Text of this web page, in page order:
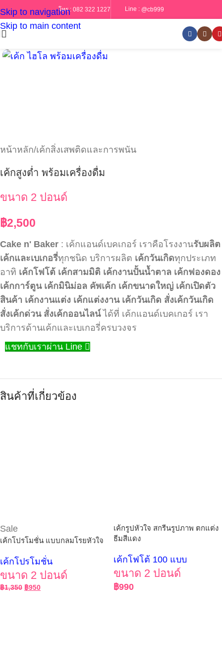
Skip to navigation
Skip to main content
โทร : 082 322 1227 Line : @cb999
หน้าหลัก/เค้กสิ่งเสพติดและการพนัน
เค้กสูงต่ำ พร้อมเครื่องดื่ม
ขนาด 2 ปอนด์
฿2,500
Cake n' Baker : เค้กแอนด์เบคเกอร์ เราคือโรงงานรับผลิต
เค้กและเบเกอรี่ทุกชนิด บริการผลิต เค้กวันเกิดทุกประเภท
อาทิ เค้กโฟโต้ เค้กสามมิติ เค้กงานปั้นน้ำตาล เค้กฟองดอง
เค้กการ์ตูน เค้กมินิม่อล คัพเค้ก เค้กขนาดใหญ่ เค้กเปิดตัว
สินค้า เค้กงานแต่ง เค้กแต่งงาน เค้กวันเกิด สั่งเค้กวันเกิด
สั่งเค้กด่วน สั่งเค้กออนไลน์ได้ที่ เค้กแอนด์เบคเกอร์ เรา
บริการด้านเค้กและเบเกอรี่ครบวงจร
แชทกับเราผ่าน Line
สินค้าที่เกี่ยวข้อง
Sale
เค้กโปรโมชั่น แบบกลมโรยหัวใจ
เค้กโปรโมชั่น
ขนาด 2 ปอนด์
฿1,350 ฿950
เค้กรูปหัวใจ สกรีนรูปภาพ ตกแต่ง
ธีมสีแดง
เค้กโฟโต้ 100 แบบ
ขนาด 2 ปอนด์
฿990